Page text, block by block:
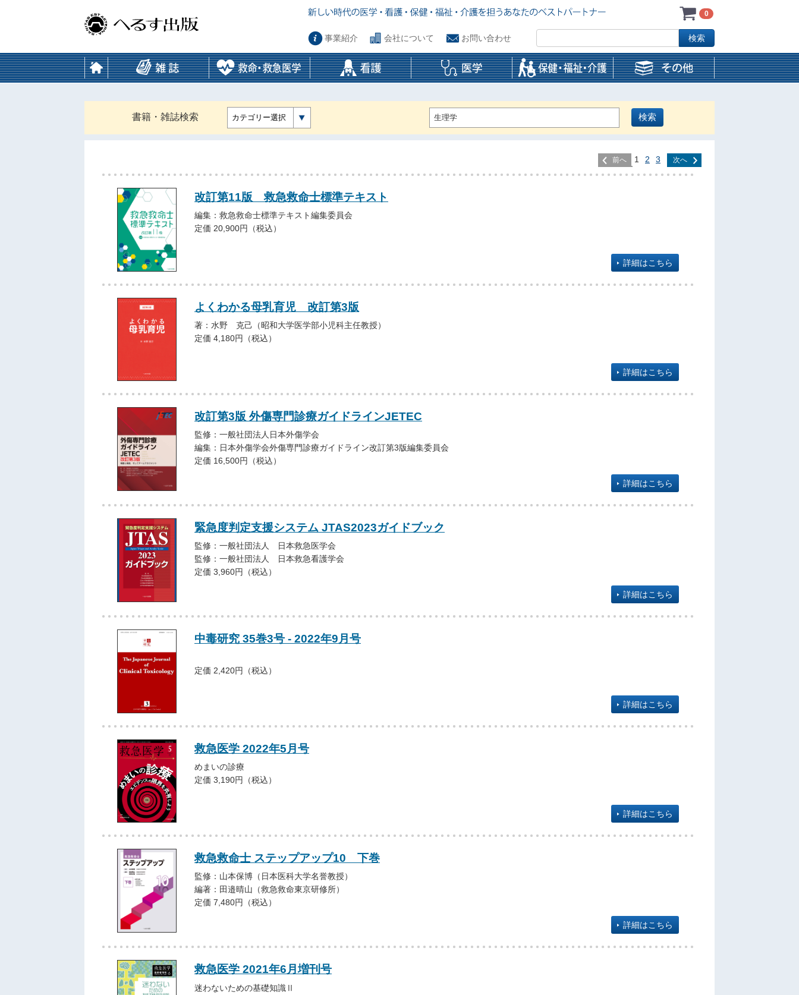
0
事業紹介 会社について お問い合わせ
書籍・雑誌検索 カテゴリー選択
前へ 1 2 3 次へ
改訂第11版 救急救命士標準テキスト
編集：救急救命士標準テキスト編集委員会
定価 20,900円（税込）
詳細はこちら
よくわかる母乳育児 改訂第3版
著：水野 克己（昭和大学医学部小児科主任教授）
定価 4,180円（税込）
詳細はこちら
改訂第3版 外傷専門診療ガイドラインJETEC
監修：一般社団法人日本外傷学会
編集：日本外傷学会外傷専門診療ガイドライン改訂第3版編集委員会
定価 16,500円（税込）
詳細はこちら
緊急度判定支援システム JTAS2023ガイドブック
監修：一般社団法人 日本救急医学会
監修：一般社団法人 日本救急看護学会
定価 3,960円（税込）
詳細はこちら
中毒研究 35巻3号 - 2022年9月号
定価 2,420円（税込）
詳細はこちら
救急医学 2022年5月号
めまいの診療
定価 3,190円（税込）
詳細はこちら
救急救命士 ステップアップ10 下巻
監修：山本保博（日本医科大学名誉教授）
編著：田邉晴山（救急救命東京研修所）
定価 7,480円（税込）
詳細はこちら
救急医学 2021年6月増刊号
迷わないための基礎知識Ⅱ